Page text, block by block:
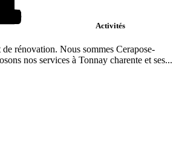
Activités
rénovation. Nous sommes Cerapose-
nos services à Tonnay charente et ses...